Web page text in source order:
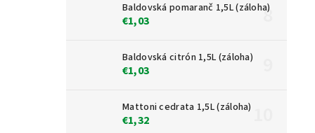
Baldovská pomaranč 1,5L (záloha)
€1,03
Baldovská citrón 1,5L (záloha)
€1,03
Mattoni cedrata 1,5L (záloha)
€1,32